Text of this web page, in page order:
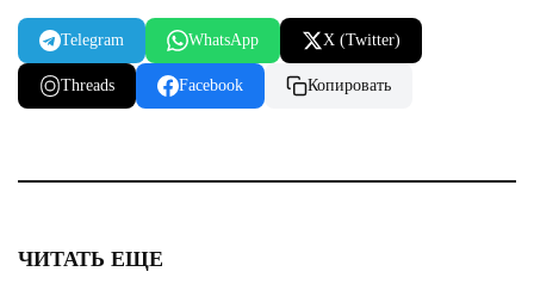
Telegram WhatsApp X (Twitter)
Threads Facebook Копировать
ЧИТАТЬ ЕЩЕ